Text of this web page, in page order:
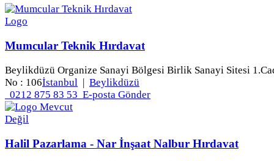
Mumcular Teknik Hırdavat
Beylikdüzü Organize Sanayi Bölgesi Birlik Sanayi Sitesi
No : 106İstanbul | Beylikdüzü
0212 875 83 53 E-posta Gönder
Halil Pazarlama - Nar İnşaat Nalbur Hırdavat